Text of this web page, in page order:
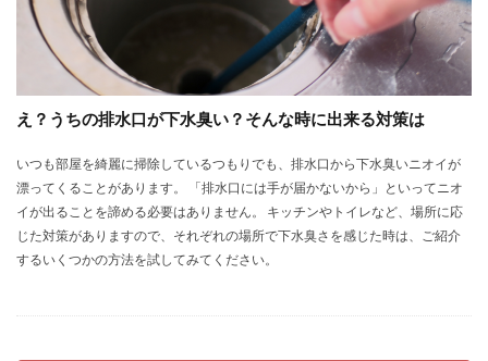
え？うちの排水口が下水臭い？そんな時に出来る対策は
いつも部屋を綺麗に掃除しているつもりでも、排水口から下水臭いニオイが
漂ってくることがあります。 「排水口には手が届かないから」といってニオ
イが出ることを諦める必要はありません。 キッチンやトイレなど、場所に応
じた対策がありますので、それぞれの場所で下水臭さを感じた時は、ご紹介
するいくつかの方法を試してみてください。